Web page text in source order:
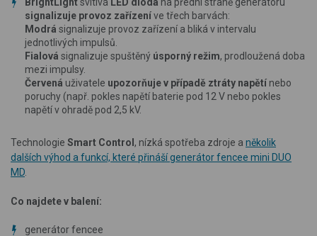
signalizuje provoz zařízeníve třech barvách:
Modrá signalizuje provoz zařízení a bliká v intervalu
jednotlivých impulsů.
Fialová signalizuje spuštěný úsporný režim, prodloužená doba
mezi impulsy.
Červená uživatele upozorňuje v případě ztráty napětí nebo
poruchy (např. pokles napětí baterie pod 12 V nebo pokles
napětí v ohradě pod 2,5 kV.
Technologie Smart Control, nízká spotřeba zdroje a několik
dalších výhod a funkcí, které přináší generátor fencee mini DUO
MD
Co najdete v balení:
generátor fencee